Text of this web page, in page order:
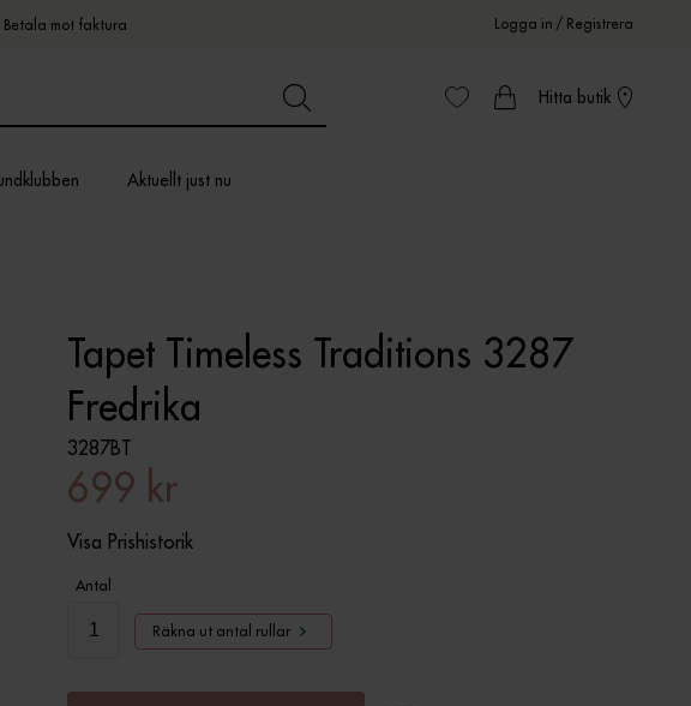
Betala mot faktura Logga in / Registrera
Hitta butik
Aktuellt just nu
Tapet Timeless Traditions 3287
Fredrika
3287BT
699 kr
Visa Prishistorik
Antal
Räkna ut antal rullar